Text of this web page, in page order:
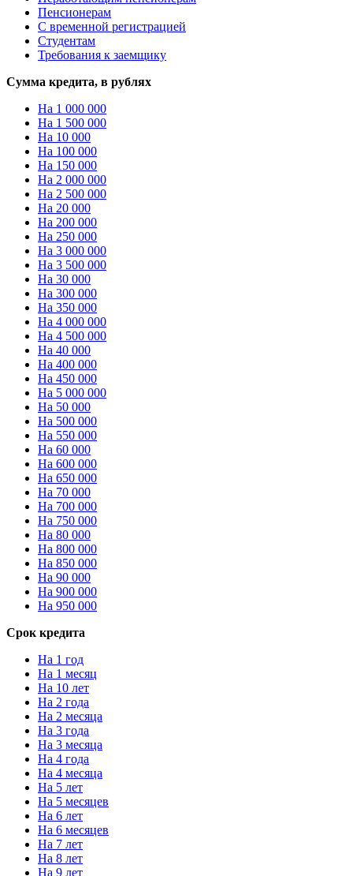
Пенсионерам
С временной регистрацией
Студентам
Требования к заемщику
Сумма кредита, в рублях
На 1 000 000
На 1 500 000
На 10 000
На 100 000
На 150 000
На 2 000 000
На 2 500 000
На 20 000
На 200 000
На 250 000
На 3 000 000
На 3 500 000
На 30 000
На 300 000
На 350 000
На 4 000 000
На 4 500 000
На 40 000
На 400 000
На 450 000
На 5 000 000
На 50 000
На 500 000
На 550 000
На 60 000
На 600 000
На 650 000
На 70 000
На 700 000
На 750 000
На 80 000
На 800 000
На 850 000
На 90 000
На 900 000
На 950 000
Срок кредита
На 1 год
На 1 месяц
На 10 лет
На 2 года
На 2 месяца
На 3 года
На 3 месяца
На 4 года
На 4 месяца
На 5 лет
На 5 месяцев
На 6 лет
На 6 месяцев
На 7 лет
На 8 лет
На 9 лет